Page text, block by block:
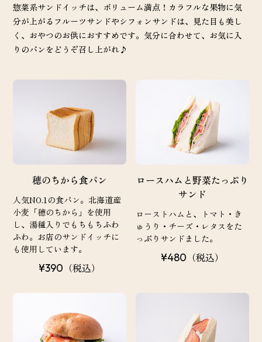
惣菜系サンドイッチは、ボリューム満点！カラフルな果物に気
分が上がるフルーツサンドやシフォンサンドは、見た目も美し
く、おやつのお供におすすめです。気分に合わせて、お気に入
りのパンをどうぞ召し上がれ♪
穂のちから食パン
人気NO.1の食パン。北海道産
小麦「穂のちから」を使用
し、湯種入りでもちもちふわ
ふわ。お店のサンドイッチに
も使用しています。
¥390 （税込）
ロースハムと野菜たっぷり
サンド
ローストハムと、トマト・き
ゅうり・チーズ・レタスをた
っぷりサンドました。
¥480 （税込）